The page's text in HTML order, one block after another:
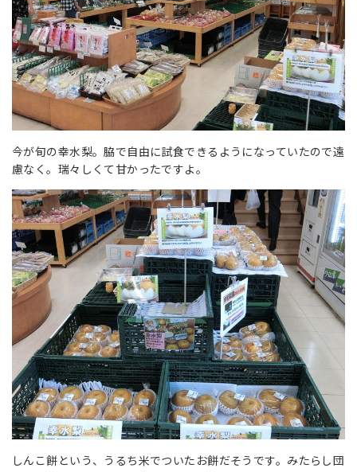
今が旬の幸水梨。脇で自由に試食できるようになっていたので遠
慮なく。瑞々しくて甘かったですよ。
しんこ餅という、うるち米でついたお餅だそうです。みたらし団